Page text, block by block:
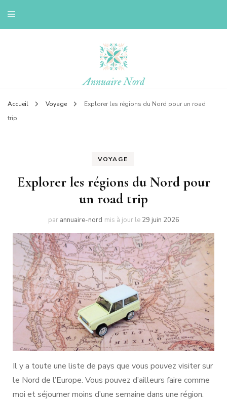
Annuaire nord
Le blog d'une ch'ti du nord
Accueil Voyage
Explorer les régions du Nord pour un road
trip
VOYAGE
Explorer les régions du Nord pour
un road trip
par annuaire-nord mis à jour le 29 juin 2026
Il y a toute une liste de pays que vous pouvez visiter sur
le Nord de l’Europe. Vous pouvez d’ailleurs faire comme
moi et séjourner moins d’une semaine dans une région.